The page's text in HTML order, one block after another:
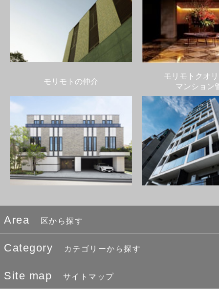
モリモトの仲介
モリモトクオ
マンション
Area 区から探す
Category カテゴリーから探す
Site map サイトマップ